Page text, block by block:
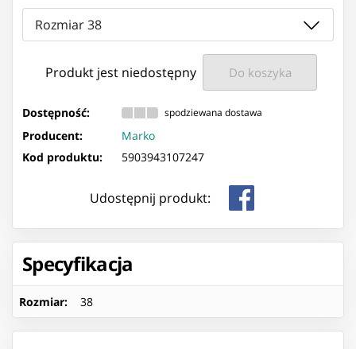
Rozmiar 38
Produkt jest niedostępny Do koszyka
Dostępność: spodziewana dostawa
Producent:
Marko
Kod produktu:
5903943107247
Udostępnij produkt:
Specyfikacja
Rozmiar: 38